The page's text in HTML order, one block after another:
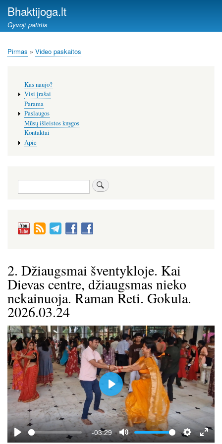
Bhaktijoga.lt
Gyvoji patirtis
Kelias
Pirmas Video paskaitos
2. Džiaugsmai šventykloje. Kai
Dievas centre, džiaugsmas nieko
nekainuoja. Raman Reti. Gokula.
2026.03.24
-03:29
P
l
a
y
meniu
Kas naujo?
Visi įrašai
Parama
Paslaugos
Mūsų išleistos knygos
Kontaktai
Apie
Paieška